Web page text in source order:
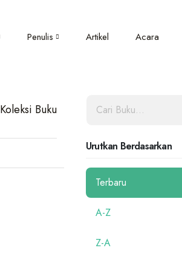
Penulis Artikel Acara
Koleksi Buku
Urutkan Berdasarkan
Terbaru
A-Z
Z-A